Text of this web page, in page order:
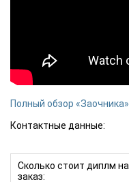
Полный обзор «Заочника»
Контактные данные:
Сколько стоит диплм на
заказ: